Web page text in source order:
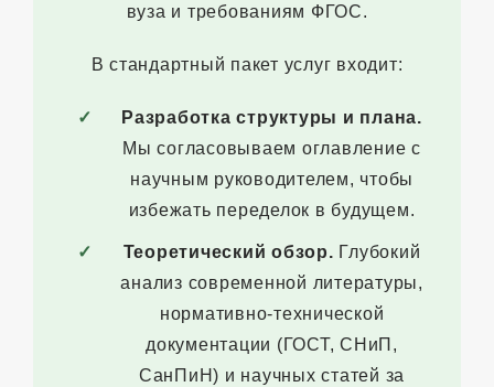
вуза и требованиям ФГОС.
В стандартный пакет услуг входит:
Разработка структуры и плана.
Мы согласовываем оглавление с
научным руководителем, чтобы
избежать переделок в будущем.
Теоретический обзор. Глубокий
анализ современной литературы,
нормативно-технической
документации (ГОСТ, СНиП,
СанПиН) и научных статей за